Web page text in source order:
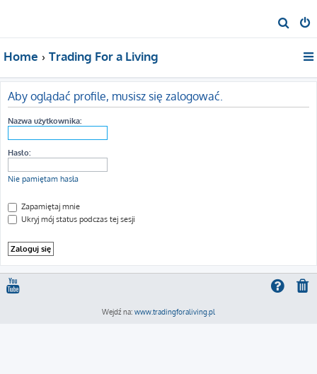
z
j
Home Trading For a Living
Aby oglądać profile, musisz się zalogować.
Nazwa użytkownika:
Hasło:
Nie pamiętam hasła
Zapamiętaj mnie
Ukryj mój status podczas tej sesji
Wejdź na: www.tradingforaliving.pl